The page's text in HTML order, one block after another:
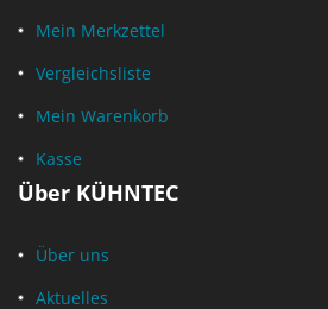
Mein Merkzettel
Vergleichsliste
Mein Warenkorb
Kasse
Über KÜHNTEC
Über uns
Aktuelles